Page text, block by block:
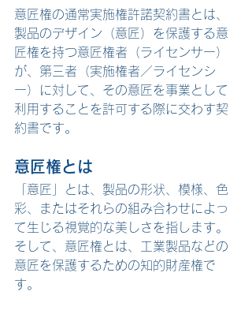
意匠権の通常実施権許諾契約書とは、
製品のデザイン（意匠）を保護する意
匠権を持つ意匠権者（ライセンサー）
が、第三者（実施権者／ライセンシ
ー）に対して、その意匠を事業として
利用することを許可する際に交わす契
約書です。
意匠権とは
「意匠」とは、製品の形状、模様、色
彩、またはそれらの組み合わせによっ
て生じる視覚的な美しさを指します。
そして、意匠権とは、工業製品などの
意匠を保護するための知的財産権で
す。